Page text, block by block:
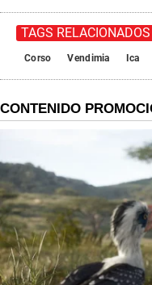
TAGS RELACIONADOS
Corso Vendimia Ica